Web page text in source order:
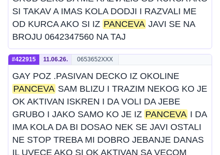
SI TAKAV A IMAS KOLA DODJI I RAZVALI ME
OD KURCA AKO SI IZ PANCEVA JAVI SE NA
BROJU 0642347560 NA TAJ
#422915 11.06.26. 0653652XXX
GAY POZ .PASIVAN DECKO IZ OKOLINE
PANCEVA SAM BLIZU I TRAZIM NEKOG KO JE
OK AKTIVAN ISKREN I DA VOLI DA JEBE
GRUBO I JAKO SAMO KO JE IZ PANCEVA I DA
IMA KOLA DA BI DOSAO NEK SE JAVI OSTALI
NE STOP TREBA MI DOBRO JEBANJE DANAS
IL UVECE AKO SI OK AKTIVAN SA VECOM